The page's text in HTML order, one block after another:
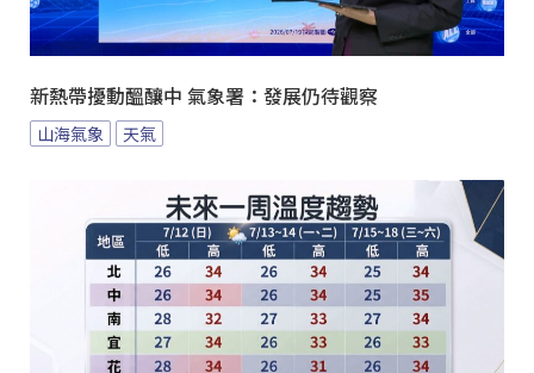
新熱帶擾動醞釀中 氣象署：發展仍待觀察
山海氣象 天氣